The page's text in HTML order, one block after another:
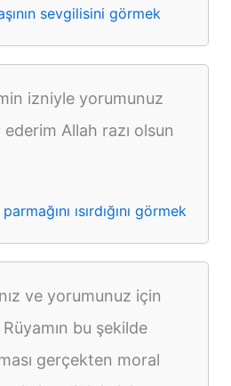
sevgilisini görmek
izniyle yorumunuz
Allah razı olsun
ısırdığını görmek
ve yorumunuz için
bu şekilde
gerçekten moral